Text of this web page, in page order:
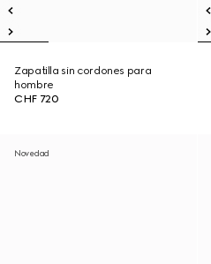
Zapatilla sin cordones para
hombre
CHF 720
Novedad